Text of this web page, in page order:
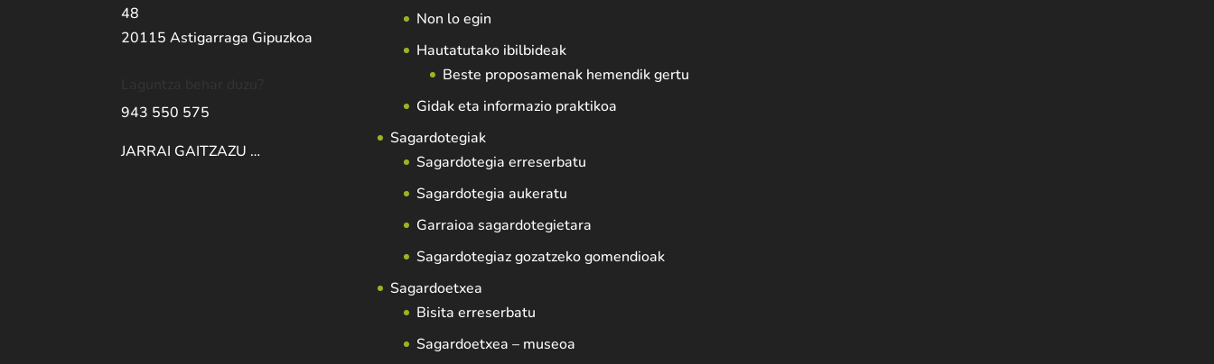
48
20115 Astigarraga Gipuzkoa
943 550 575
JARRAI GAITZAZU …
Non lo egin
Hautatutako ibilbideak
Beste proposamenak hemendik gertu
Gidak eta informazio praktikoa
Sagardotegiak
Sagardotegia erreserbatu
Sagardotegia aukeratu
Garraioa sagardotegietara
Sagardotegiaz gozatzeko gomendioak
Sagardoetxea
Bisita erreserbatu
Sagardoetxea – museoa